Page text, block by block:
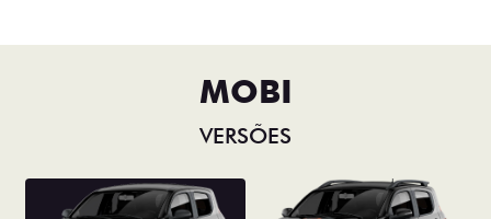
MOBI
VERSÕES